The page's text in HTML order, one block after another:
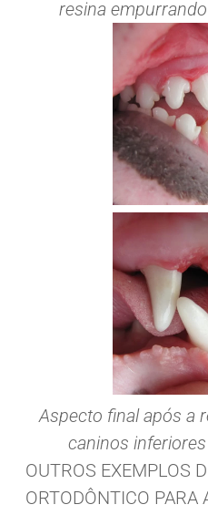
resina
Aspecto final após a
caninos
OUTROS EXEMPLOS
ORTODÔNTICO PARA